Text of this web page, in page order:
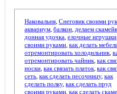
Наковальня, Снеговик своими
аквариум, балкон, делаем
донная удочка, елочные игрушки
своими руками, как делать
отремонтировать холодильник,
отремонтировать чайник, как
носки, как связать платок, как
сеть, как сделать песочницу, как
сделать полку, как сделать пруд
своими руками, как сделать